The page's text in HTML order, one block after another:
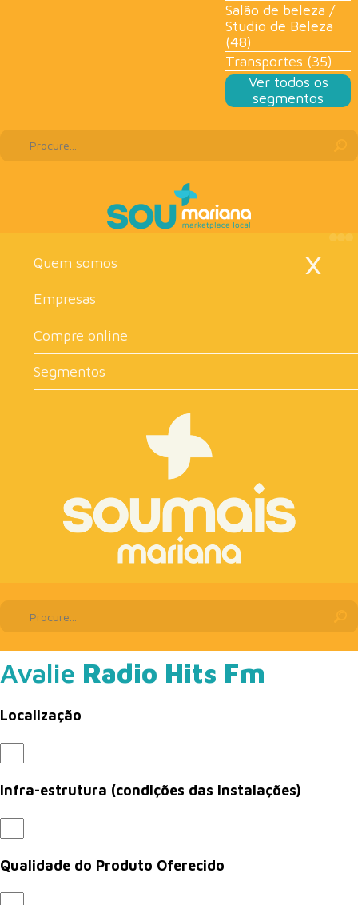
Salão de beleza /
Studio de Beleza
(48)
Transportes (35)
Ver todos os
segmentos
×
Quem somos
Empresas
Compre online
Segmentos
Avalie Radio Hits Fm
Localização
Infra-estrutura (condições das instalações)
Qualidade do Produto Oferecido